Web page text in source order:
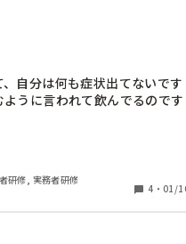
自分は何も症状出てないです
うに言われて飲んでるのです
ですが、３日目、腹痛などあ
研修, 実務者研修
4 ・ 01/